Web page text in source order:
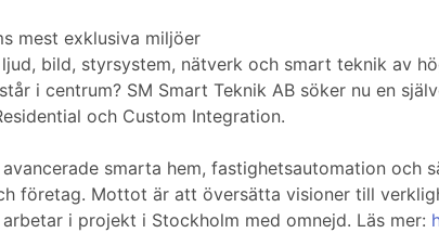
mest exklusiva miljöer
bild, styrsystem, nätverk och smart teknik av
i centrum? SM Smart Teknik AB söker nu en
och Custom Integration.
smarta hem, fastighetsautomation och
företag. Mottot är att översätta visioner till
i projekt i Stockholm med omnejd. Läs mer: